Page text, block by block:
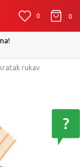
0 0
rukav